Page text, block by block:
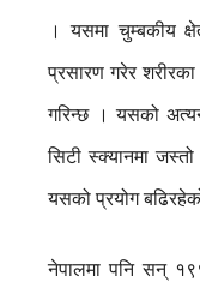
। यसमा चुम्बकीय
प्रसारण गरेर
गरिन्छ । यसको
सिटी स्क्यानमा
यसको प्रयोग
नेपालमा पनि सन्